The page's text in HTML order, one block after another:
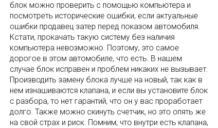
блок можно проверить с помощью компьютера и
посмотреть исторические ошибки, если актуальные
ошибки продавец затер перед показом автомобиля.
Кстати, прокачать такую систему без наличия
компьютера невозможно. Поэтому, это самое
дорогое в этом автомобиле, что есть. В нашем
случае блок исправен и проблем никаких не вызывает.
Производить замену блока лучше на новый, так как в
нем изнашиваются клапана, и если вы установите блок
с разбора, то нет гарантий, что он у вас проработает
долго. Также можно скинуть счетчик, но это опять же
на свой страх и риск. Помним, что внутри есть клапана,